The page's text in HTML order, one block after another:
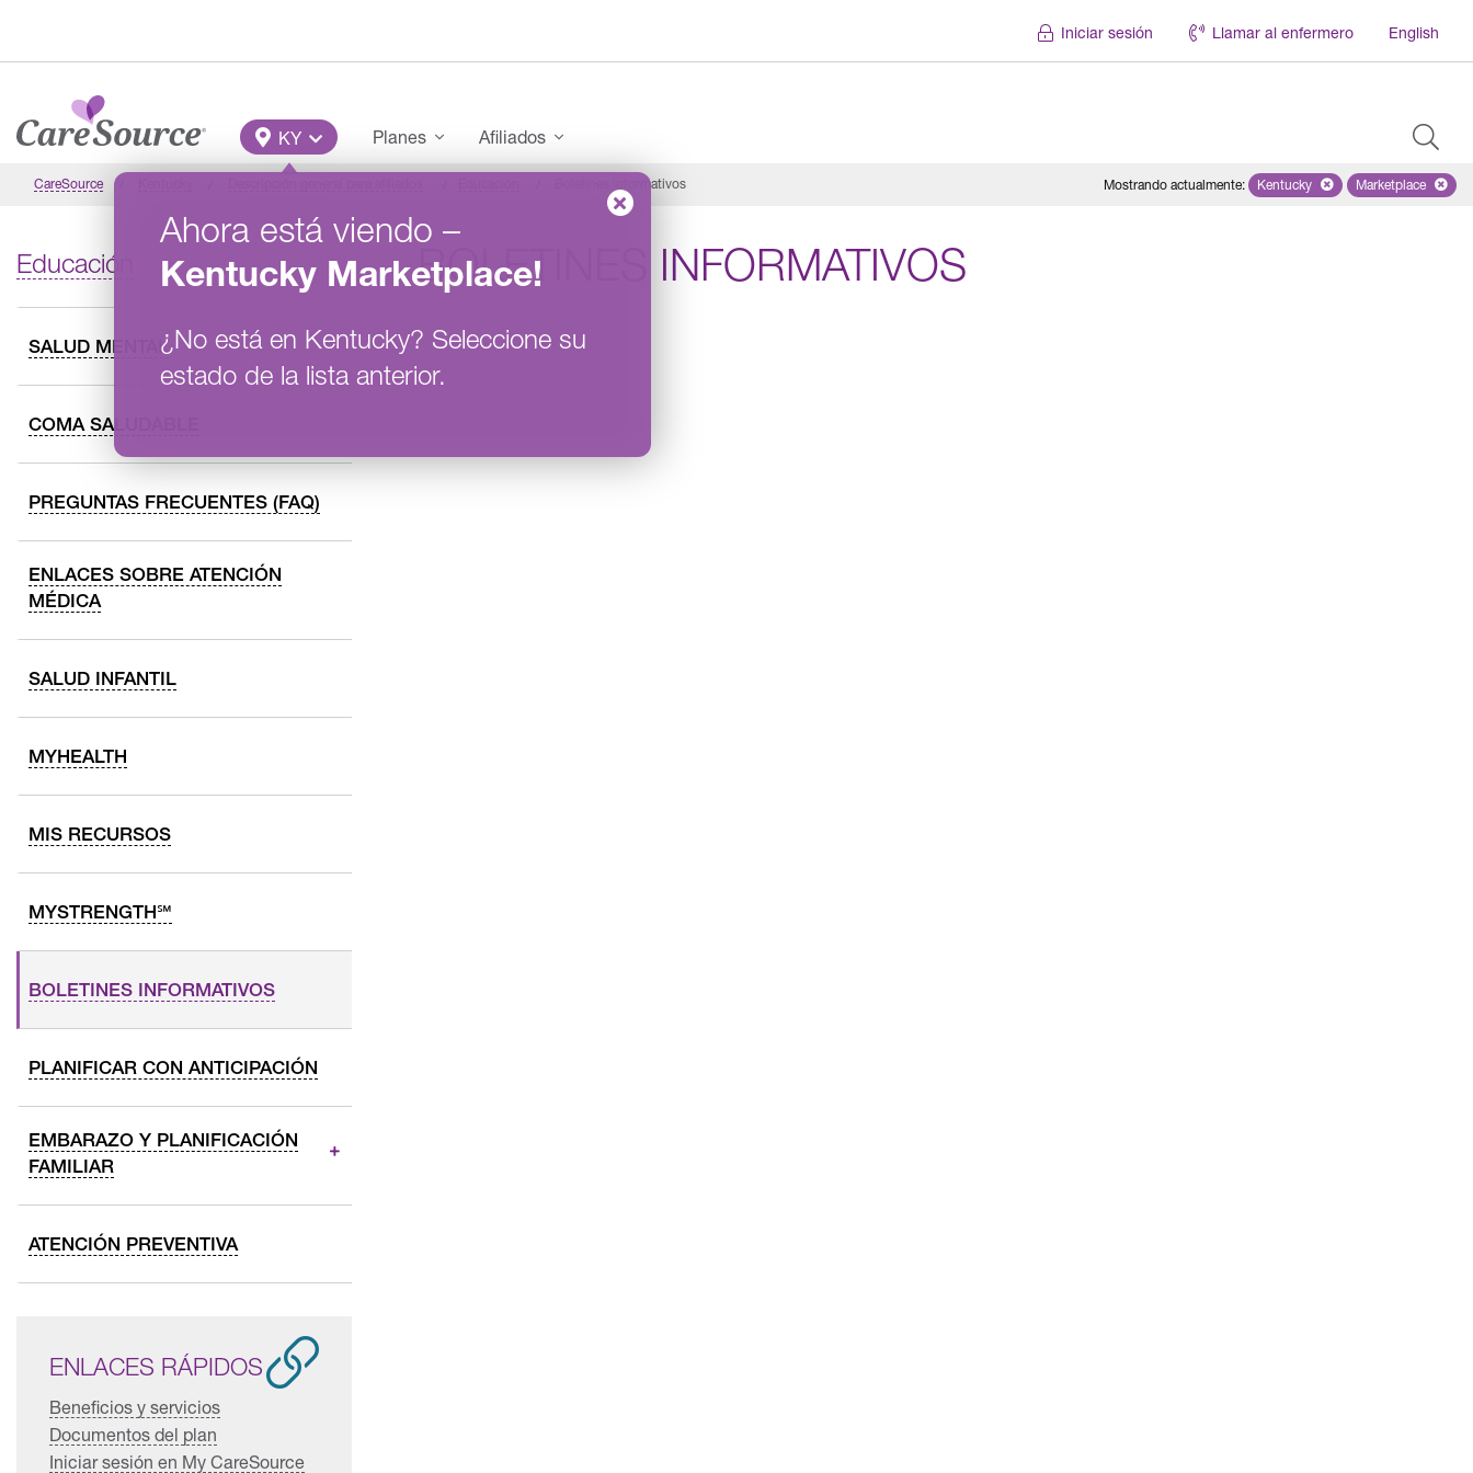
Iniciar sesión Llamar al enfermero English
Main Menu
KY
Ahora está viendo –
KentuckyMarketplace!
¿No está en Kentucky? Seleccione su
estado de la lista anterior.
Planes Afiliados
CareSource Boletines informativos Mostrando actualmente: Remove selected state
Kentucky Remove
Marketplace
Educación
SALUD MENTAL
COMA SALUDABLE
PREGUNTAS FRECUENTES (FAQ)
ENLACES SOBRE ATENCIÓN
MÉDICA
SALUD INFANTIL
MYHEALTH
MIS RECURSOS
MYSTRENGTH℠
BOLETINES INFORMATIVOS
PLANIFICAR CON ANTICIPACIÓN
EMBARAZO Y PLANIFICACIÓN
FAMILIAR
ATENCIÓN PREVENTIVA
ENLACES RÁPIDOS
Beneficios y servicios
Documentos del plan
Iniciar sesión en My CareSource
BOLETINES INFORMATIVOS